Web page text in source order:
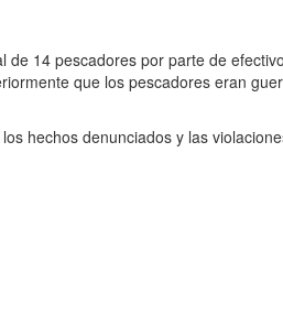
14 pescadores por parte de
que los pescadores eran
hechos denunciados y las